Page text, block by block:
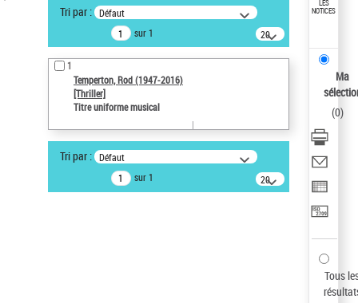
Recherche avancée dans les
notices d’autorité
Œuvres liées à l'auteur :
Temperton, Rod (1947-2016)
Auteur d’œuvre
Type de notice d'autorité
Œuvre
Statut de la notice d’autorité
Tri par : Défaut
sur 1
20
résultats/page
1
Temperton, Rod (1947-2016)
[Thriller]
Titre uniforme musical
Tri par : Défaut
sur 1
20
résultats/page
LES
NOTICES
Ma
(0)
Tous